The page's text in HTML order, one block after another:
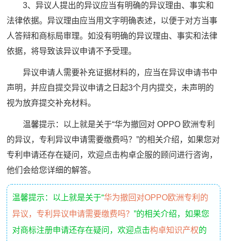
3、异议人提出的异议应当有明确的异议理由、事实和
法律依据。异议理由应当用文字明确表述，以便于对方当事
人答辩和商标局审理。如没有明确的异议理由、事实和法律
依据，将导致该异议申请不予受理。
异议申请人需要补充证据材料的，应当在异议申请书中
声明，并应自提交异议申请之日起3个月内提交，未声明的
视为放弃提交补充材料。
温馨提示：以上就是关于“华为撤回对 OPPO 欧洲专利
的异议，专利异议申请需要缴费吗？”的相关介绍，如果您对
专利申请还存在疑问，欢迎点击构卓企服的顾问进行咨询，
他们会给您详细的解答。
温馨提示：以上就是关于“华为撤回对OPPO欧洲专利的
异议，专利异议申请需要缴费吗？”的相关介绍，如果您
对商标注册申请还存在疑问，欢迎点击构卓知识产权的